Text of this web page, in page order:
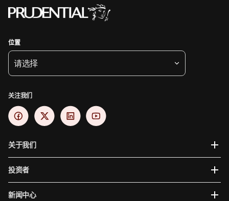
位置
请选择
关注我们
关于我们
投资者
新闻中心